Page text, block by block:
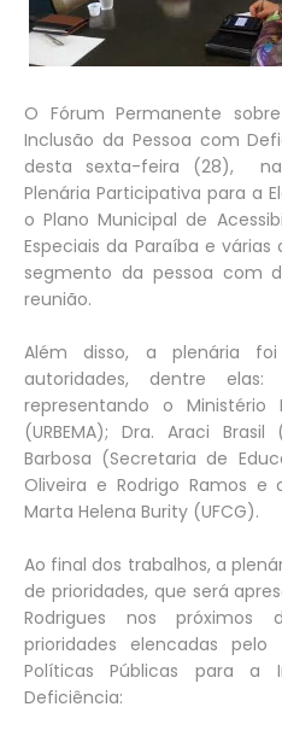
O Fórum Permanente
Inclusão da Pessoa com
desta sexta-feira (28),
Plenária Participativa para a
o Plano Municipal de
Especiais da Paraíba e
segmento da pessoa com
reunião.
Além disso, a plenária
autoridades, dentre
representando o Ministério
(URBEMA); Dra. Araci
Barbosa (Secretaria de
Oliveira e Rodrigo Ramos e
Marta Helena Burity (UFCG).
Ao final dos trabalhos, a
de prioridades, que será
Rodrigues nos próximos
prioridades elencadas pelo
Políticas Públicas para a
Deficiência: